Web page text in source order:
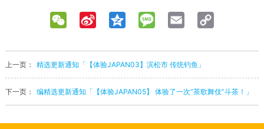
WeChat Sina
Qzone MessageEmail
上一页： 精选更新通知「【体验JAPAN03】滨松市 传统钓鱼」
下一页： 编精选更新通知「【体验JAPAN05】 体验了一次“茶歌舞伎”斗茶！」